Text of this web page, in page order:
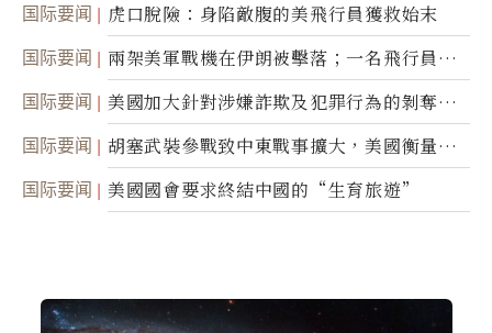
国际要闻 虎口脫險：身陷敵腹的美飛行員獲救始末
国际要闻
兩架美軍戰機在伊朗被擊落；一名飛行員失
蹤
国际要闻
美國加大針對涉嫌詐欺及犯罪行為的剝奪公
民權力度
国际要闻
胡塞武裝參戰致中東戰事擴大，美國衡量地
面入侵的可能性
国际要闻 美國國會要求終結中國的“生育旅遊”